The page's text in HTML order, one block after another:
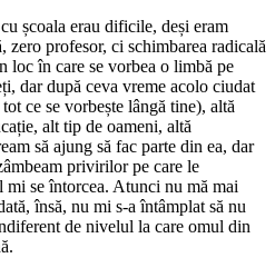
școala erau dificile, deși eram
zero profesor, ci schimbarea radicală
loc în care se vorbea o limbă pe
dar după ceva vreme acolo ciudat
ce se vorbește lângă tine), altă
alt tip de oameni, altă
să ajung să fac parte din ea, dar
privirilor pe care le
mi se întorcea. Atunci nu mă mai
însă, nu mi s-a întâmplat să nu
de nivelul la care omul din